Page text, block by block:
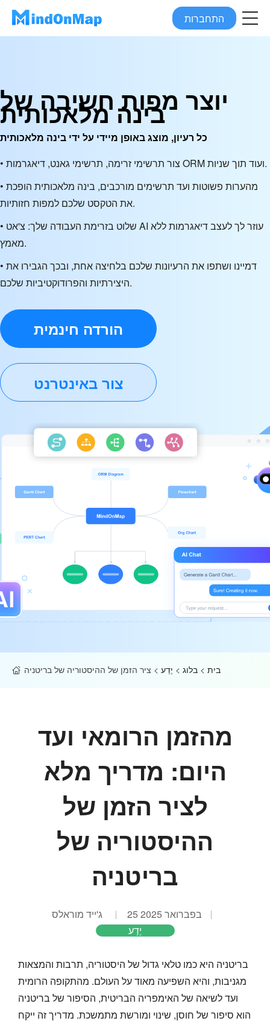
התחברות
יוצר מפות חשיבה של
בינה מלאכותית
כל רעיון, מוצג באופן מיידי על ידי בינה מלאכותית
• צור תרשימי זרימה, תרשימי גאנט, דיאגרמות ORM ועוד תוך שניות.
• מהערות פשוטות ועד תרשימים מורכבים, בינה מלאכותית הופכת
את הטקסט שלכם למפות חזותיות.
• שלוט בזרימת העבודה שלך: צ'אט AI עוזר לך לעצב דיאגרמות ללא
מאמץ.
• דמיינו ושתפו את הרעיונות שלכם בלחיצה אחת, ובכך הגבירו את
היצירתיות והפרודוקטיביות שלכם.
הורדה חינמית
צור באינטרנט
בית > בלוג > יֶדַע > ציר הזמן של ההיסטוריה של בריטניה
מהזמן הרומאי ועד
היום: מדריך מלא
לציר הזמן של
ההיסטוריה של
בריטניה
ג'ייד מוראלס
25 בפברואר 2025
יֶדַע
בריטניה היא כמו טלאי גדול של היסטוריה, תרבות והמצאות
מגניבות, והיא השפיעה מאוד על העולם. מהתקופה הרומית
ועד לשיאה של האימפריה הבריטית, הסיפור של בריטניה
הוא סיפור של חוסן, שינוי ומורשת מתמשכת. מדריך זה ייקח